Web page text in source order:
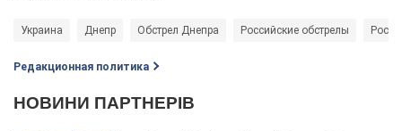
Украина Днепр Обстрел Днепра Российские обстрелы
Редакционная политика